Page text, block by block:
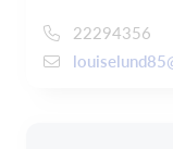
22294356